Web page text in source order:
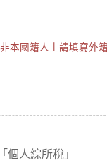
本國籍人士請填寫外
人綜所稅」